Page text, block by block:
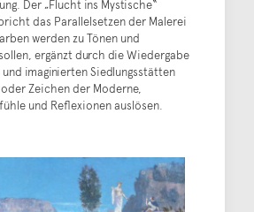
Der „Flucht ins Mystische“
das Parallelsetzen der Malerei
werden zu Tönen und
ergänzt durch die Wiedergabe
imaginierten Siedlungsstätten
Zeichen der Moderne,
und Reflexionen auslösen.